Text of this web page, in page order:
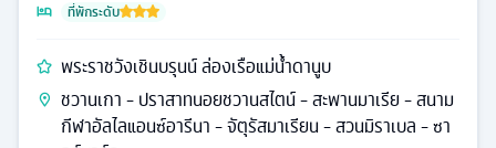
ที่พักระดับ
พระราชวังเชินบรุนน์ ล่องเรือแม่น้ำดานูบ
ชวานเกา - ปราสาทนอยชวานสไตน์ - สะพานมาเรีย - สนาม
กีฬาอัลไลแอนซ์อารีนา - จัตุรัสมาเรียน - สวนมิราเบล - ซา